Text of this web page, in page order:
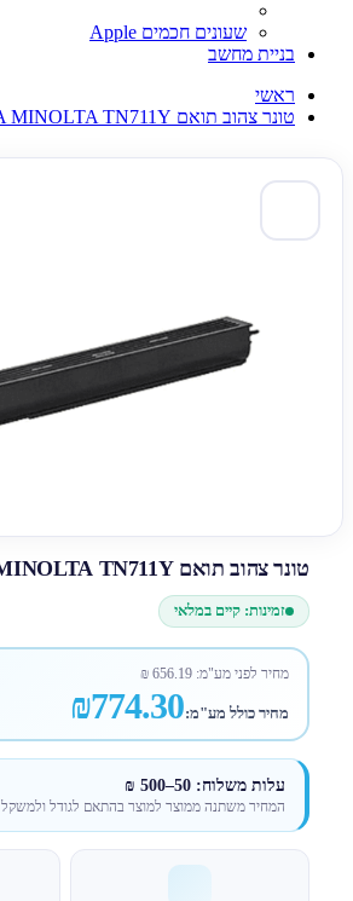
שעונים חכמים Apple
בניית מחשב
ראשי
טונר צהוב תואם KONIKA MINOLTA TN711Y
טונר צהוב תואם KONIKA MINOLTA TN711Y
זמינות: קיים במלאי
מחיר לפני מע"מ:656.19
₪
מחיר כולל מע"מ:₪774.30
עלות משלוח: 50–500 ₪
המחיר משתנה ממוצר למוצר בהתאם לגודל ולמשקל